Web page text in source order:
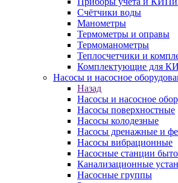
Счётчики воды
Манометры
Термометры и оправы
Термоманометры
Теплосчетчики и
Комплектующие для
Насосы и насосное
Назад
Насосы и насосное
Насосы поверхностные
Насосы колодезные
Насосы дренажные и
Насосы вибрационные
Насосные станции
Канализационные
Насосные группы